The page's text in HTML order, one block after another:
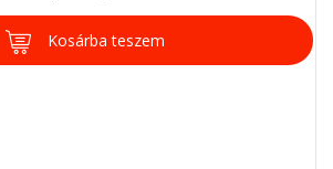
Kosárba teszem